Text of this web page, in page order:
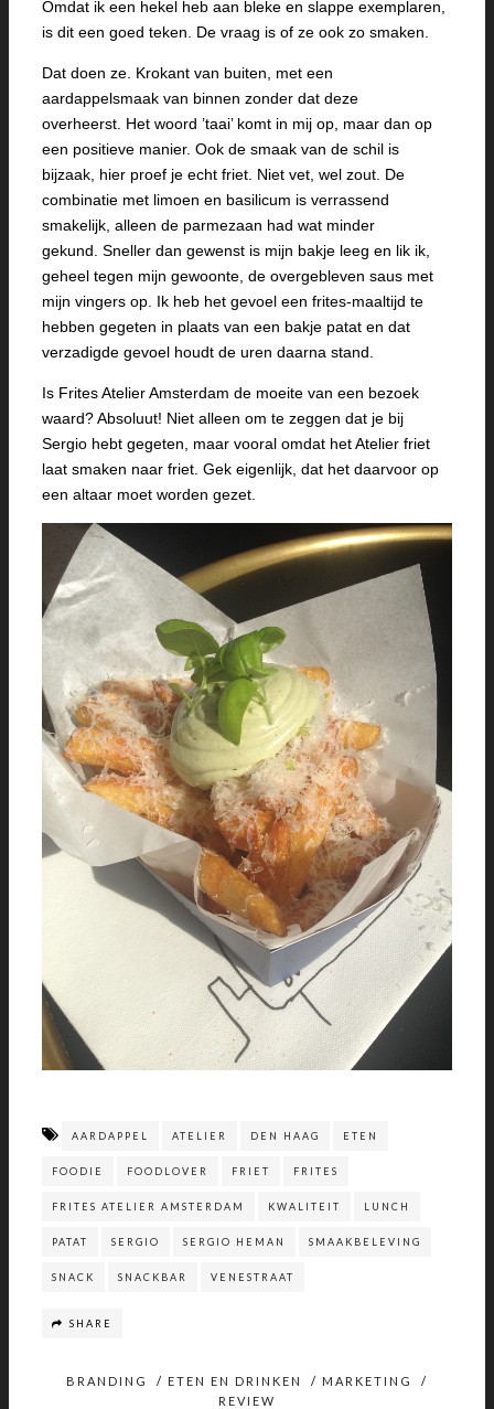
Omdat ik een hekel heb aan bleke en slappe exemplaren,
is dit een goed teken. De vraag is of ze ook zo smaken.
Dat doen ze. Krokant van buiten, met een
aardappelsmaak van binnen zonder dat deze
overheerst. Het woord ’taai’ komt in mij op, maar dan op
een positieve manier. Ook de smaak van de schil is
bijzaak, hier proef je echt friet. Niet vet, wel zout. De
combinatie met limoen en basilicum is verrassend
smakelijk, alleen de parmezaan had wat minder
gekund. Sneller dan gewenst is mijn bakje leeg en lik ik,
geheel tegen mijn gewoonte, de overgebleven saus met
mijn vingers op. Ik heb het gevoel een frites-maaltijd te
hebben gegeten in plaats van een bakje patat en dat
verzadigde gevoel houdt de uren daarna stand.
Is Frites Atelier Amsterdam de moeite van een bezoek
waard? Absoluut! Niet alleen om te zeggen dat je bij
Sergio hebt gegeten, maar vooral omdat het Atelier friet
laat smaken naar friet. Gek eigenlijk, dat het daarvoor op
een altaar moet worden gezet.
AARDAPPEL ATELIER DEN HAAG ETEN
FOODIE FOODLOVER FRIET FRITES
FRITES ATELIER AMSTERDAM KWALITEIT LUNCH
PATAT SERGIO SERGIO HEMAN SMAAKBELEVING
SNACK SNACKBAR VENESTRAAT
SHARE
BRANDING / ETEN EN DRINKEN / MARKETING
/
REVIEW